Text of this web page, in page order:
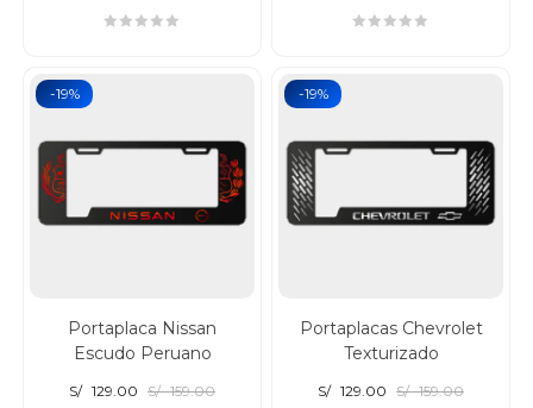
Portaplaca Nissan
Escudo Peruano
S/ 159.00
S/ 129.00
-19%
Portaplacas Chevrolet
Texturizado
S/ 159.00
S/ 129.00
-19%